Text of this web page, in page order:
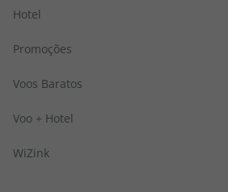
Hotel
Promoções
Voos Baratos
Voo + Hotel
WiZink